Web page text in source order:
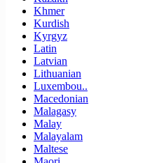
Khmer
Kurdish
Kyrgyz
Latin
Latvian
Lithuanian
Luxembou..
Macedonian
Malagasy
Malay
Malayalam
Maltese